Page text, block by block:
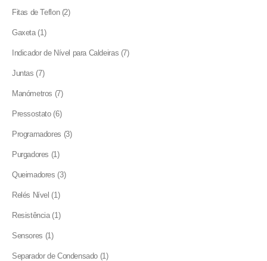
Fitas de Teflon 22
Gaxeta 1 1
Indicador de Nível para Caldeiras 77
Juntas 77
Manómetros 77
Pressostato 66
Programadores 33
Purgadores 1 1
Queimadores 33
Relés Nível
1 1
Resistência 1 1
Sensores 1 1
Separador de Condensado 1 1